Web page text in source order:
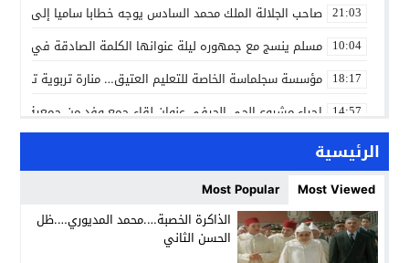
21:03 صاحب الجلالة الملك محمد السادس يوجه خطابا ساميا إلى
10:04 مسلم ينسج مع جمهوره ليلة عنوانها الكلمة الصادقة في
18:17 مؤسسة سجلماسة الخاصة للتعليم العتيق… منارة تربوية تجمع
14:57 إحياء مشروع الحي الحرفي عنوان لقاء جمع وفد من جمعية
14:24 بن كيران يهاجم “البام”: “حزب الفساد وقياداته انتهى
كمال محرر يقود استئنافية تارودانت: مسار قضائي راسخ ورؤية
11:05 حبشان وكيلاً عاماً بتارودانت: ترقية جديدة في الحركة القضائية
21:28 حزب الديمقراطيين الجدد يؤسس منظمتي شباب ونساء الصحراء
الرئيسية
Most Viewed
Most Popular
الذاكرة الخصبة….محمد المديوري….ظل
الحسن الثاني